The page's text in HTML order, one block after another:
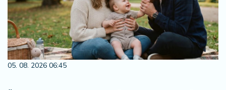
05. 08. 2026 06:45